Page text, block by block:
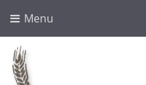
Menu